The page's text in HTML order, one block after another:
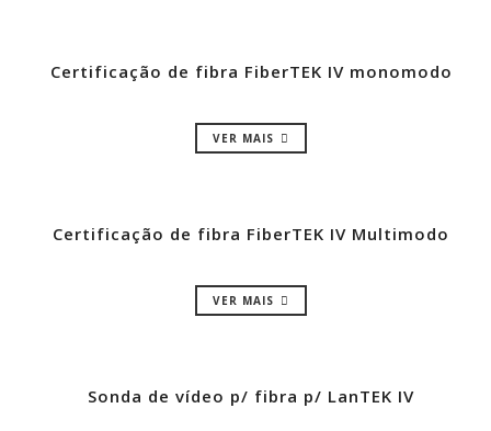
Certificação de fibra FiberTEK IV monomodo
VER MAIS
Certificação de fibra FiberTEK IV Multimodo
VER MAIS
Sonda de vídeo p/ fibra p/ LanTEK IV